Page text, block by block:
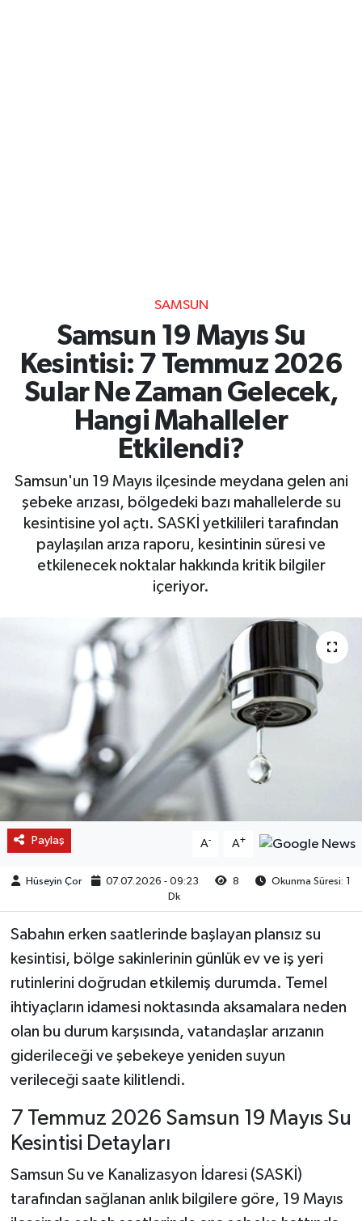
SAMSUN
Samsun 19 Mayıs Su
Kesintisi: 7 Temmuz 2026
Sular Ne Zaman Gelecek,
Hangi Mahalleler
Etkilendi?
Samsun'un 19 Mayıs ilçesinde meydana gelen ani
şebeke arızası, bölgedeki bazı mahallelerde su
kesintisine yol açtı. SASKİ yetkilileri tarafından
paylaşılan arıza raporu, kesintinin süresi ve
etkilenecek noktalar hakkında kritik bilgiler
içeriyor.
Paylaş A- A+
Hüseyin Çor 07.07.2026 - 09:23 8
Okunma Süresi: 1
Dk
Sabahın erken saatlerinde başlayan plansız su
kesintisi, bölge sakinlerinin günlük ev ve iş yeri
rutinlerini doğrudan etkilemiş durumda. Temel
ihtiyaçların idamesi noktasında aksamalara neden
olan bu durum karşısında, vatandaşlar arızanın
giderileceği ve şebekeye yeniden suyun
verileceği saate kilitlendi.
7 Temmuz 2026 Samsun 19 Mayıs Su
Kesintisi Detayları
Samsun Su ve Kanalizasyon İdaresi (SASKİ)
tarafından sağlanan anlık bilgilere göre, 19 Mayıs